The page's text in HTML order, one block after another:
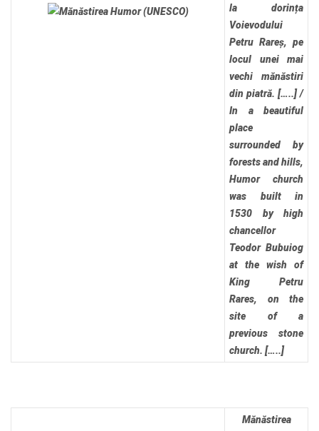
la dorința
Voievodului
Petru Rareș, pe
locul unei mai
vechi mănăstiri
din piatră. […..]/
In a beautiful
place
surrounded by
forests and hills,
Humor church
was built in
1530 by high
chancellor
Teodor Bubuiog
at the wish of
King Petru
Rares, on the
site of a
previous stone
church. […..]
Mănăstirea